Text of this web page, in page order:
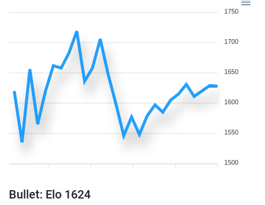
1750
1700
1650
1600
1550
1500
Bullet: Elo 1624